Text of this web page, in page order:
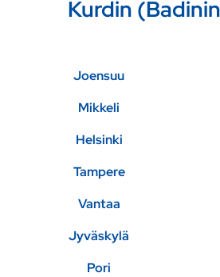
Kurdin
Joensuu
Mikkeli
Helsinki
Tampere
Vantaa
Jyväskylä
Pori